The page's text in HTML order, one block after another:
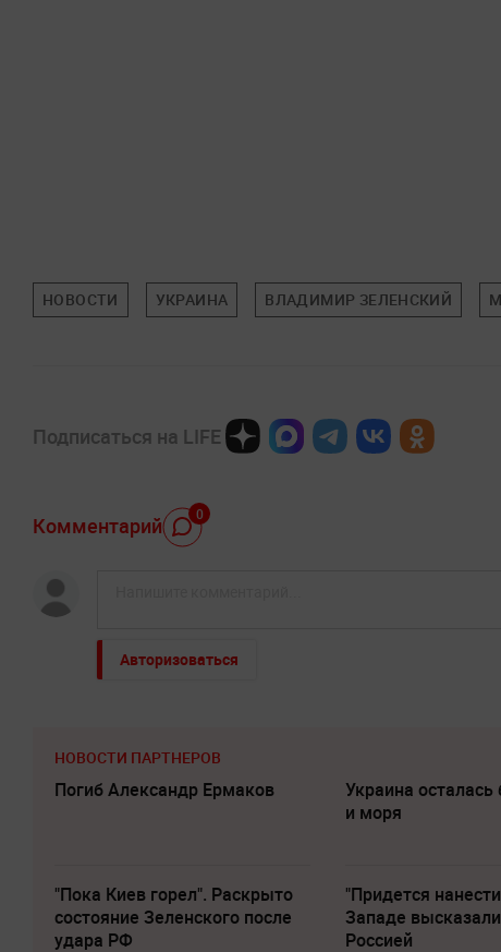
НОВОСТИ УКРАИНА ВЛАДИМИР ЗЕЛЕНСКИЙ
Подписаться на LIFE
Комментарий 0
Авторизоваться
НОВОСТИ ПАРТНЕРОВ
Погиб Александр Ермаков
Украина осталась
и моря
"Пока Киев горел". Раскрыто
состояние Зеленского после
удара РФ
"Придется
Западе
Россией